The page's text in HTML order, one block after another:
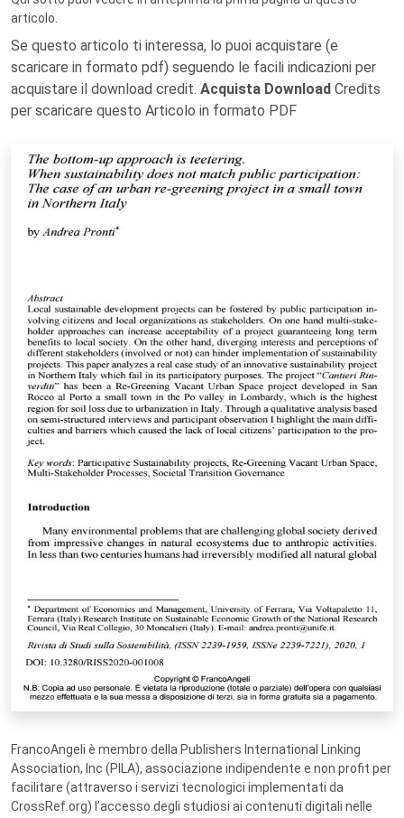
articolo.
Se questo articolo ti interessa, lo puoi acquistare (e
scaricare in formato pdf) seguendo le facili indicazioni per
acquistare il download credit. Acquista Download Credits
per scaricare questo Articolo in formato PDF
FrancoAngeli è membro della Publishers International Linking
Association, Inc (PILA), associazione indipendente e non profit per
facilitare (attraverso i servizi tecnologici implementati da
CrossRef.org) l’accesso degli studiosi ai contenuti digitali nelle